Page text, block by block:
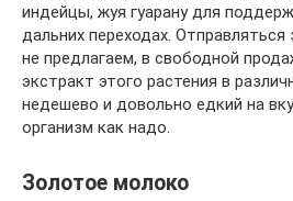
индейцы, жуя гуарану для
дальних переходах. Отправляться
не предлагаем, в свободной
экстракт этого растения в
недешево и довольно едкий на
организм как надо.
Золотое молоко